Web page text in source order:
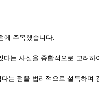
에 주목했습니다.
는 사실을 종합적으로 고려
는 점을 법리적으로 설득하며